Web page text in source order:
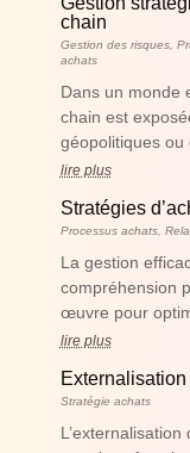
chain
Gestion des risques,
achats
Dans un monde
chain est
géopolitiques ou
lire plus
Stratégies
Processus achats,
La gestion
compréhension
œuvre pour
lire plus
Stratégie achats